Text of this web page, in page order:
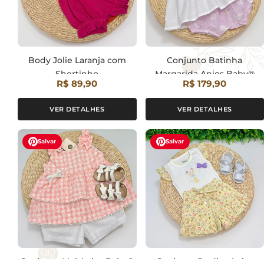
Body Jolie Laranja com
Shortinho
R$ 89,90
VER DETALHES
Conjunto Batinha
Margarida Anjos Baby®
R$ 179,90
VER DETALHES
Salvar Salvar